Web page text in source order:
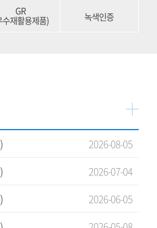
GR
수재활용제품)
녹색인증
2026-08-05
2026-07-04
2026-06-05